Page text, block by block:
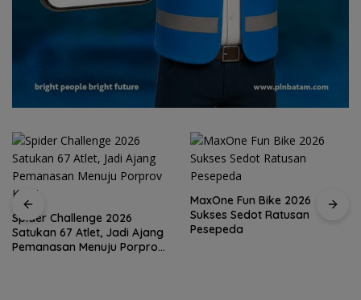
Spider Challenge 2026
Satukan 67 Atlet, Jadi Ajang
Pemanasan Menuju Porprov
MaxOne Fun Bike 2026
Sukses Sedot Ratusan
Pesepeda